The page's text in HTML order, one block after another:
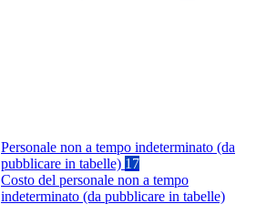
Personale non a tempo indeterminato (da
pubblicare in tabelle) 17
Costo del personale non a tempo
indeterminato (da pubblicare in tabelle)